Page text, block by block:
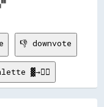
██
██
👎 downvote
▓→✊🏽